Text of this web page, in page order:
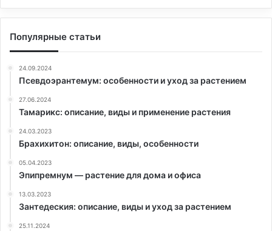
Популярные статьи
24.09.2024
Псевдоэрантемум: особенности и уход за растением
27.06.2024
Тамарикс: описание, виды и применение растения
24.03.2023
Брахихитон: описание, виды, особенности
05.04.2023
Эпипремнум — растение для дома и офиса
13.03.2023
Зантедеския: описание, виды и уход за растением
25.11.2024